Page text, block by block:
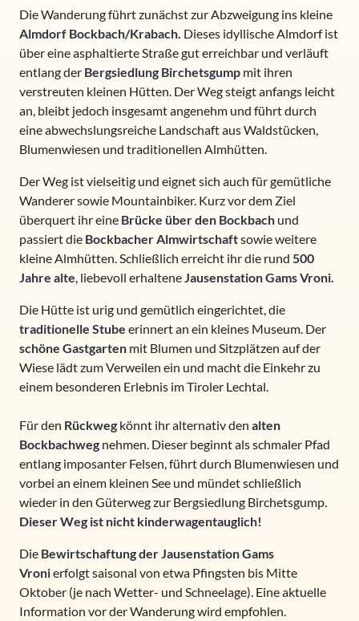
Die Wanderung führt zunächst zur Abzweigung ins kleine
Almdorf Bockbach/Krabach. Dieses idyllische Almdorf ist
über eine asphaltierte Straße gut erreichbar und verläuft
entlang der Bergsiedlung Birchetsgump mit ihren
verstreuten kleinen Hütten. Der Weg steigt anfangs leicht
an, bleibt jedoch insgesamt angenehm und führt durch
eine abwechslungsreiche Landschaft aus Waldstücken,
Blumenwiesen und traditionellen Almhütten.
Der Weg ist vielseitig und eignet sich auch für gemütliche
Wanderer sowie Mountainbiker. Kurz vor dem Ziel
überquert ihr eine Brücke über den Bockbach und
passiert die Bockbacher Almwirtschaftsowie weitere
kleine Almhütten. Schließlich erreicht ihr die rund 500
Jahre alte, liebevoll erhalteneJausenstation Gams Vroni.
Die Hütte ist urig und gemütlich eingerichtet, die
traditionelle Stube erinnert an ein kleines Museum. Der
schöne Gastgarten mit Blumen und Sitzplätzen auf der
Wiese lädt zum Verweilen ein und macht die Einkehr zu
einem besonderen Erlebnis im Tiroler Lechtal.
Für den Rückweg könnt ihr alternativ den alten
Bockbachweg nehmen. Dieser beginnt als schmaler Pfad
entlang imposanter Felsen, führt durch Blumenwiesen und
vorbei an einem kleinen See und mündet schließlich
wieder in den Güterweg zur Bergsiedlung Birchetsgump.
Dieser Weg ist nicht kinderwagentauglich!
Die Bewirtschaftung der Jausenstation Gams
Vronierfolgt saisonal von etwa Pfingsten bis Mitte
Oktober (je nach Wetter- und Schneelage). Eine aktuelle
Information vor der Wanderung wird empfohlen.